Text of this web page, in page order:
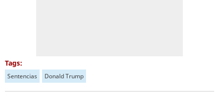
Tags:
Sentencias Donald Trump